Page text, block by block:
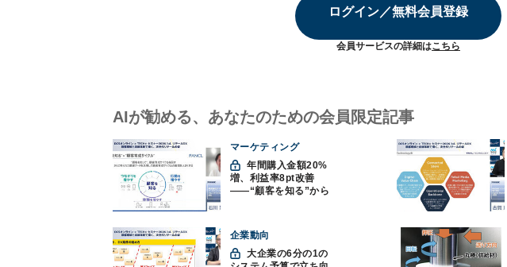
ログイン／無料会員登録
会員サービスの詳細はこちら
AIが勧める、あなたのための会員限定記事
マーケティング
年間購入金額20%
増、利益率8pt改善
——“顧客を知る”から
えるオムニチャネル
企業動向
大企業の6分の1の